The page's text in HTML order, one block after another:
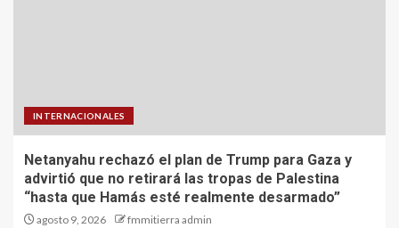
INTERNACIONALES
Netanyahu rechazó el plan de Trump para Gaza y
advirtió que no retirará las tropas de Palestina
“hasta que Hamás esté realmente desarmado”
agosto 9, 2026 fmmitierra admin